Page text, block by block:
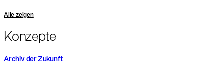
Alle zeigen
Konzepte
Archiv der Zukunft